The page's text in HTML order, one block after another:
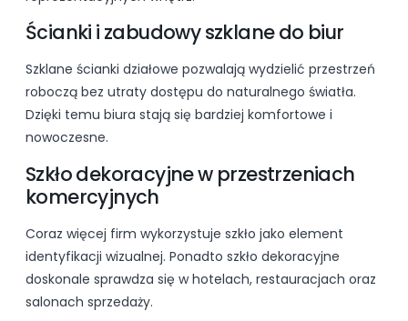
Ścianki i zabudowy szklane do biur
Szklane ścianki działowe pozwalają wydzielić przestrzeń
roboczą bez utraty dostępu do naturalnego światła.
Dzięki temu biura stają się bardziej komfortowe i
nowoczesne.
Szkło dekoracyjne w przestrzeniach
komercyjnych
Coraz więcej firm wykorzystuje szkło jako element
identyfikacji wizualnej. Ponadto szkło dekoracyjne
doskonale sprawdza się w hotelach, restauracjach oraz
salonach sprzedaży.